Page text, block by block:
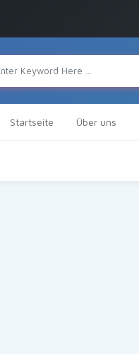
Startseite Über uns